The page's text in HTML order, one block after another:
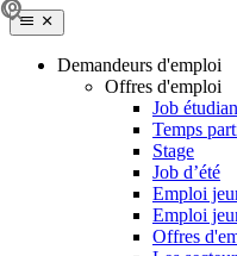
Demandeurs d'emploi
Offres d'emploi
Job
Temps
Stage
Job d’été
Emploi
Emploi
Offres